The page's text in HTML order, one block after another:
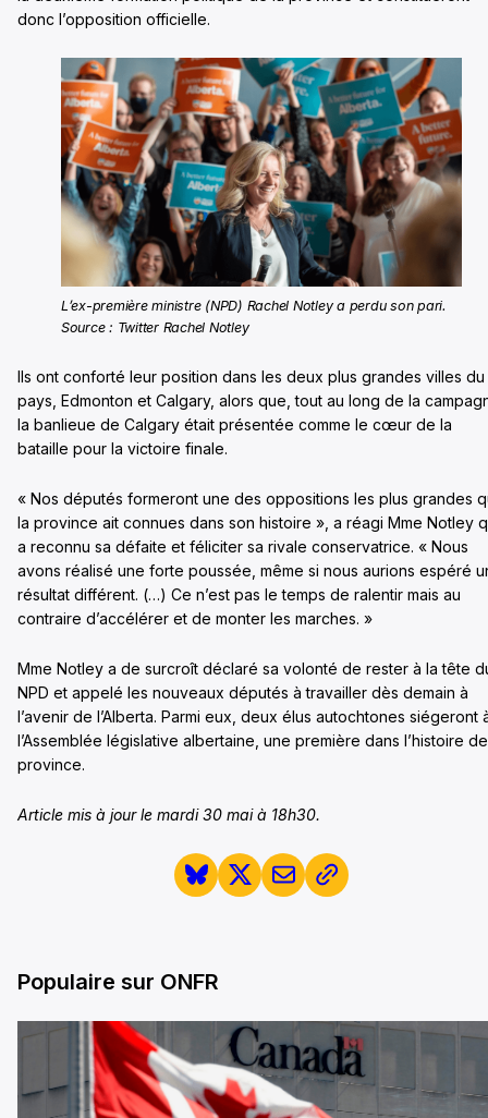
donc l’opposition officielle.
L’ex-première ministre (NPD) Rachel Notley a perdu son pari.
Source : Twitter Rachel Notley
Ils ont conforté leur position dans les deux plus grandes villes du
pays, Edmonton et Calgary, alors que, tout au long de la
la banlieue de Calgary était présentée comme le cœur de la
bataille pour la victoire finale.
« Nos députés formeront une des oppositions les plus grandes
la province ait connues dans son histoire », a réagi Mme Notley
a reconnu sa défaite et féliciter sa rivale conservatrice. « Nous
avons réalisé une forte poussée, même si nous aurions espéré
résultat différent. (…) Ce n’est pas le temps de ralentir mais au
contraire d’accélérer et de monter les marches. »
Mme Notley a de surcroît déclaré sa volonté de rester à la tête
NPD et appelé les nouveaux députés à travailler dès demain à
l’avenir de l’Alberta. Parmi eux, deux élus autochtones siégeront
l’Assemblée législative albertaine, une première dans l’histoire
province.
Article mis à jour le mardi 30 mai à 18h30.
Populaire sur ONFR